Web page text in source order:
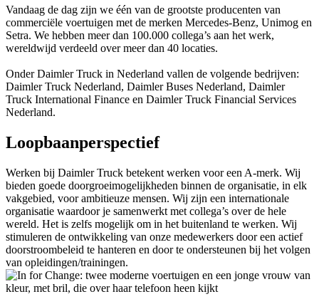
Vandaag de dag zijn we één van de grootste producenten van
commerciële voertuigen met de merken Mercedes-Benz, Unimog en
Setra. We hebben meer dan 100.000 collega’s aan het werk,
wereldwijd verdeeld over meer dan 40 locaties.
Onder Daimler Truck in Nederland vallen de volgende bedrijven:
Daimler Truck Nederland, Daimler Buses Nederland, Daimler
Truck International Finance en Daimler Truck Financial Services
Nederland.
Loopbaanperspectief
Werken bij Daimler Truck betekent werken voor een A-merk. Wij
bieden goede doorgroeimogelijkheden binnen de organisatie, in elk
vakgebied, voor ambitieuze mensen. Wij zijn een internationale
organisatie waardoor je samenwerkt met collega’s over de hele
wereld. Het is zelfs mogelijk om in het buitenland te werken. Wij
stimuleren de ontwikkeling van onze medewerkers door een actief
doorstroombeleid te hanteren en door te ondersteunen bij het volgen
van opleidingen/trainingen.